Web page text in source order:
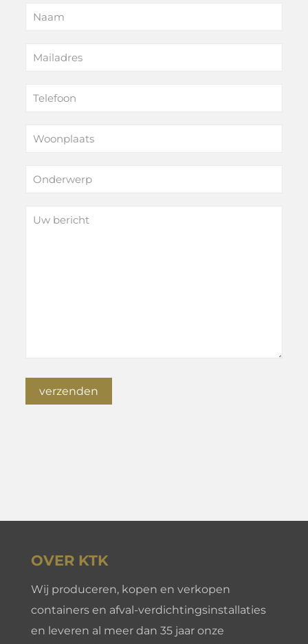
OVER KTK
Wij produceren, kopen en verkopen
containers en afval-verdichtingsinstallaties
en leveren al meer dan 35 jaar onze